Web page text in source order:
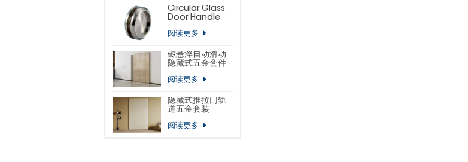
Circular Glass
Door Handle
阅读更多
磁悬浮自动滑动
隐藏式五金套件
阅读更多
隐藏式推拉门轨
道五金套装
阅读更多